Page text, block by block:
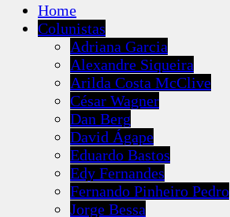
Home
Colunistas
Adriana Garcia
Alexandre Siqueira
Arilda Costa McClive
César Wagner
Dan Berg
David Ágape
Eduardo Bastos
Edy Fernandes
Fernando Pinheiro Pedro
Jorge Bessa